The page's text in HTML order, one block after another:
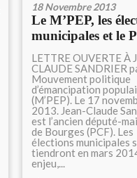
18 Novembre 2013
Le M’PEP, les
municipales et le
LETTRE OUVERTE À
CLAUDE SANDRIER
Mouvement politique
d’émancipation
(M’PEP). Le 17
2013. Jean-Claude
est l’ancien député-
de Bourges (PCF). Les
élections municipales
tiendront en mars
enjeu,...